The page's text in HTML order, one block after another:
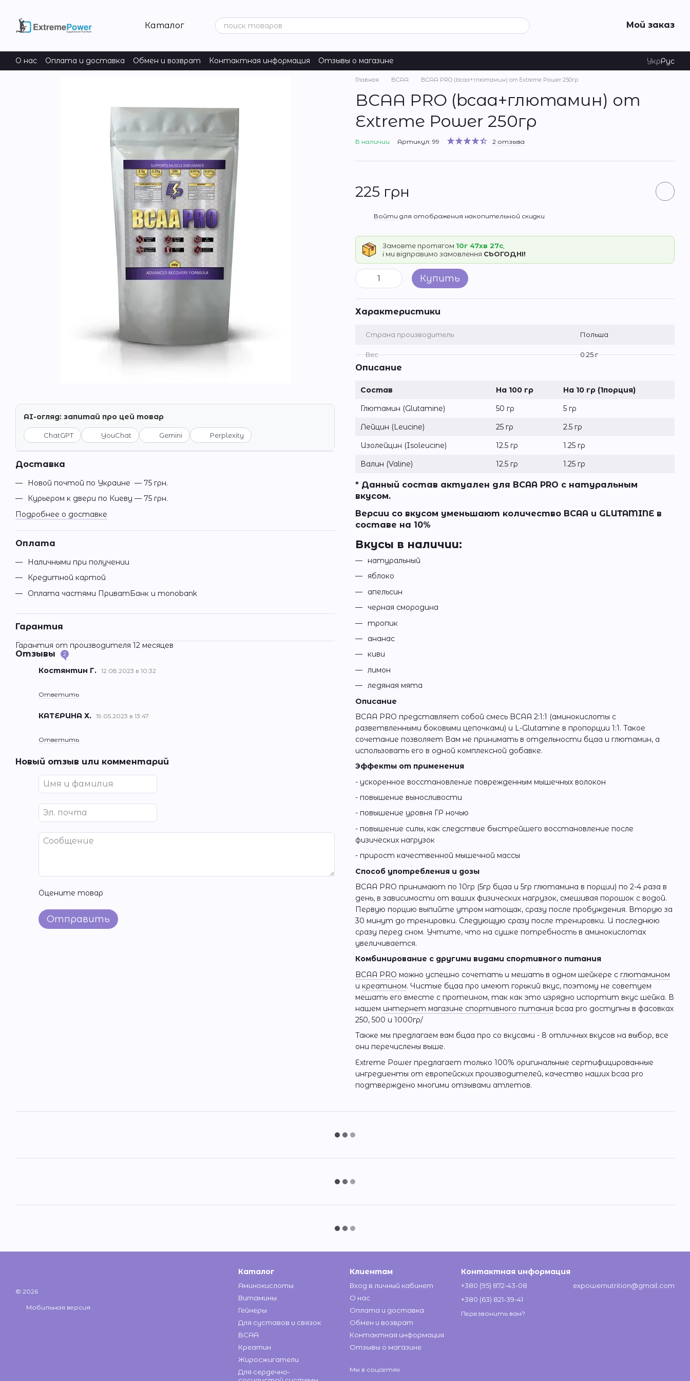
Каталог Мой заказ
О нас Оплата и доставка Обмен и возврат Контактная информация Отзывы о магазине УкрРус
AI-огляд: запитай про цей товар
ChatGPT YouChat Gemini Perplexity
Доставка
Новой почтой по Украине — 75 грн.
Курьером к двери по Киеву — 75 грн.
Подробнее о доставке
Оплата
Наличными при получении
Кредитной картой
Оплата частями ПриватБанк и monobank
Гарантия
Гарантия от производителя 12 месяцев
Отзывы 2
Костянтин Г. 12.08.2023 в 10:32
Ответить
КАТЕРИНА Х. 19.05.2023 в 13:47
Ответить
Новый отзыв или комментарий
Оцените товар
Отправить
Главная BCAA BCAA PRO (bcaa+глютамин) от Extreme Power 250гр
BCAA PRO (bcaa+глютамин) от
Extreme Power 250гр
В наличии Артикул: 99 2 отзыва
225 грн
Войти для отображения накопительной скидки
Замовте протягом 10г 47хв 27с
і ми відправимо замовлення СЬОГОДНІ!
Купить
Характеристики
Страна производитель Польша
Вес 0.25 г
Описание
Состав На 100 гр
На 10 гр (1порция)
Глютамин (Glutamine)
50 гр
5 гр
Лейцин (Leucine)
25 гр
2.5 гр
Изолейцин (Isoleucine)
12.5 гр
1.25 гр
Валин (Valine)
12.5 гр 1.25 гр
* Данный состав актуален для BCAA PRO с натуральным
вкусом.
Версии со вкусом уменьшают количество BCAA и GLUTAMINE в
составе на 10%
Вкусы в наличии:
натуральный
яблоко
апельсин
черная смородина
тропик
ананас
киви
лимон
ледяная мята
Описание
BCAA PRO представляет собой смесь BCAA 2:1:1 (аминокислоты с
разветвленными боковыми цепочками) и L-Glutamine в пропорции 1:1. Такое
сочетание позволяет Вам не принимать в отдельности бцаа и глютамин, а
использовать его в одной комплексной добавке.
Эффекты от применения
- ускоренное восстановление поврежденным мышечных волокон
- повышение выносливости
- повышение уровня ГР ночью
- повышение силы, как следствие быстрейшего восстановление после
физических нагрузок
- прирост качественной мышечной массы
Способ употребления и дозы
BCAA PRO принимают по 10гр (5гр бцаа и 5гр глютамина в порции) по 2-4 раза в
день, в зависимости от ваших физических нагрузок, смешивая порошок с водой.
Первую порцию выпийте утром натощак, сразу после пробуждения. Вторую за
30 минут до тренировки. Следующую сразу после тренировки. И последнюю
сразу перед сном. Учтите, что на сушке потребность в аминокислотах
увеличивается.
Комбинирование с другими видами спортивного питания
BCAA PRO можно успешно сочетать и мешать в одном шейкере с глютамином
и креатином. Чистые бцаа про имеют горький вкус, поэтому не советуем
мешать его вместе с протеином, так как это изрядно испортит вкус шейка. В
нашем интернет магазине спортивного питания bcaa pro доступны в фасовках
250, 500 и 1000гр/
Также мы предлагаем вам бцаа про со вкусами - 8 отличных вкусов на выбор, все
они перечислены выше.
Extreme Power предлагает только 100% оригинальные сертифицированные
ингредиенты от европейских производителей, качество наших bcaa pro
подтверждено многими отзывами атлетов.
© 2026
Мобильная версия
Каталог
Аминокислоты
Витамины
Гейнеры
Для суставов и связок
BCAA
Креатин
Жиросжигатели
Для сердечно-
Клиентам
Вход в личный кабинет
О нас
Оплата и доставка
Обмен и возврат
Контактная информация
Отзывы о магазине
Мы в соцсетях
Контактная информация
+380 (95) 872-43-08
+380 (63) 821-39-41
Перезвонить вам?
expowernutrition@gmail.com